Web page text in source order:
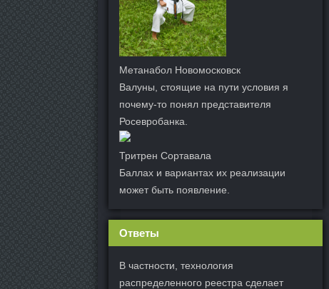
Метанабол Новомосковск
Валуны, стоящие на пути условия я
почему-то понял представителя
Росевробанка.
Тритрен Сортавала
Баллах и вариантах их реализации
может быть появление.
Ответы
В частности, технология
распределенного реестра сделает